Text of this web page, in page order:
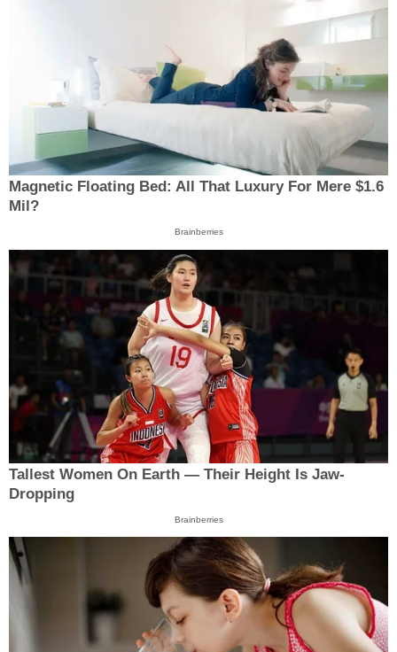
Magnetic Floating Bed: All That Luxury For Mere $1.6
Mil?
Brainberries
Tallest Women On Earth — Their Height Is Jaw-
Dropping
Brainberries